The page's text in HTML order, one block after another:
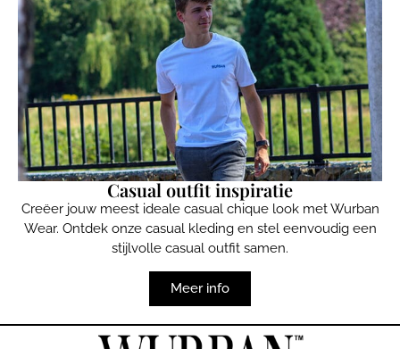
Casual outfit inspiratie
Creëer jouw meest ideale casual chique look met Wurban
Wear. Ontdek onze casual kleding en stel eenvoudig een
stijlvolle casual outfit samen.
Meer info